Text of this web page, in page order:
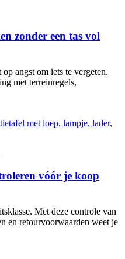
zonder een tas vol
angst om iets te vergeten.
met terreinregels,
vóór je koop
Met deze controle van
en retourvoorwaarden weet je